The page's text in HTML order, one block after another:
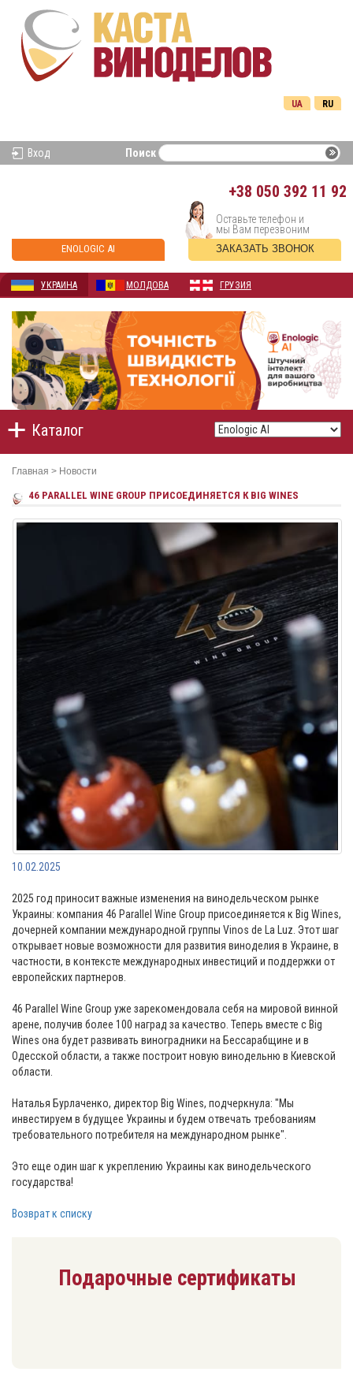
RU
UA
Вход Поиск
+38 050 392 11 92
ENOLOGIC AI
Оставьте телефон и
мы Вам перезвоним
ЗАКАЗАТЬ ЗВОНОК
УКРАИНА МОЛДОВА ГРУЗИЯ
Каталог
Главная > Новости
46 PARALLEL WINE GROUP ПРИСОЕДИНЯЕТСЯ К BIG WINES
10.02.2025
2025 год приносит важные изменения на винодельческом рынке
Украины: компания 46 Parallel Wine Group присоединяется к Big Wines,
дочерней компании международной группы Vinos de La Luz. Этот шаг
открывает новые возможности для развития виноделия в Украине, в
частности, в контексте международных инвестиций и поддержки от
европейских партнеров.
46 Parallel Wine Group уже зарекомендовала себя на мировой винной
арене, получив более 100 наград за качество. Теперь вместе с Big
Wines она будет развивать виноградники на Бессарабщине и в
Одесской области, а также построит новую винодельню в Киевской
области.
Наталья Бурлаченко, директор Big Wines, подчеркнула: "Мы
инвестируем в будущее Украины и будем отвечать требованиям
требовательного потребителя на международном рынке".
Это еще один шаг к укреплению Украины как винодельческого
государства!
Возврат к списку
Подарочные сертификаты